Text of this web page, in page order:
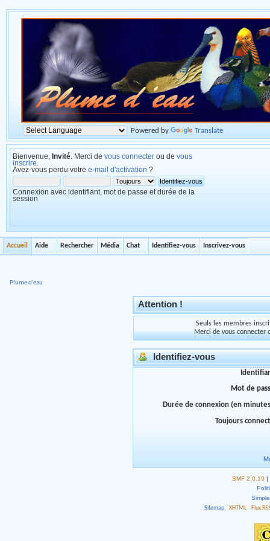
Powered by Translate
Bienvenue, Invité . Merci de vous connecter ou de vous
inscrire
Avez-vous perdu votre e-mail d'activation ?
Connexion avec identifiant, mot de passe et durée de la
session
Accueil Aide Rechercher Média Chat Identifiez-vous Inscrivez-vous
Plume d'eau
Attention !
Seuls les membres
Merci de vous connecter
Identifiez-vous
Mot de
Durée de connexion (en
Toujours
SMF 2.0.19 |
Sitemap
XHTML Flux